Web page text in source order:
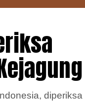
diperiksa